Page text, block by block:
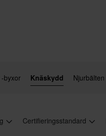
byxor Knäskydd Njurbälten
Certifieringsstandard